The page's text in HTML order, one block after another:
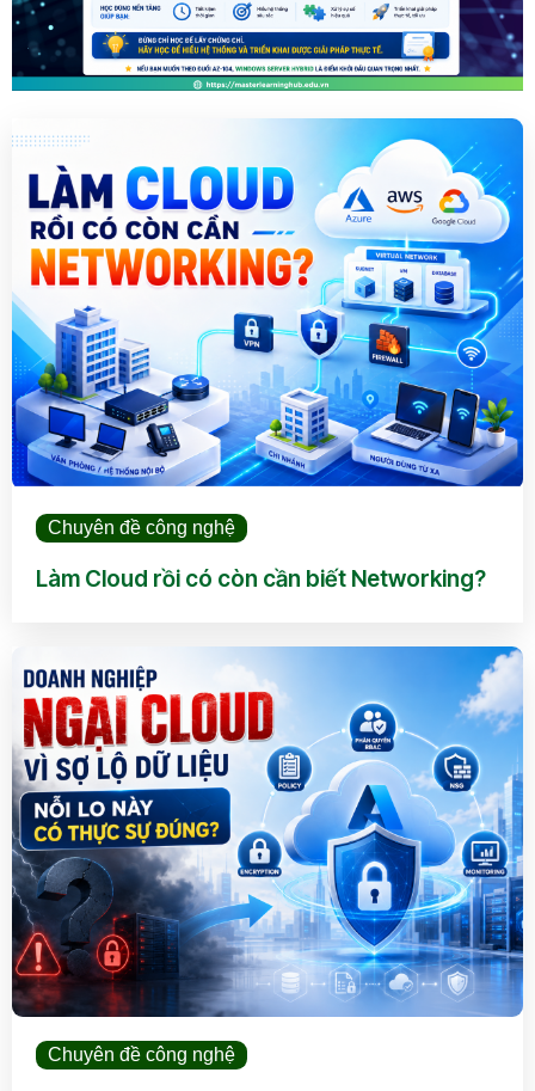
Chuyên đề công nghệ
Làm Cloud rồi có còn cần biết Networking?
Chuyên đề công nghệ